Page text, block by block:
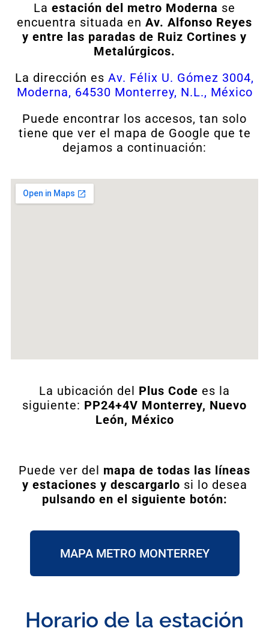
La estación del metro Moderna se
encuentra situada en Av. Alfonso Reyes
y entre las paradas de Ruiz Cortines y
Metalúrgicos.
La dirección es Av. Félix U. Gómez 3004,
Moderna, 64530 Monterrey, N.L., México
Puede encontrar los accesos, tan solo
tiene que ver el mapa de Google que te
dejamos a continuación:
La ubicación del Plus Code es la
siguiente: PP24+4V Monterrey, Nuevo
León, México
Puede ver del mapa de todas las líneas
y estaciones y descargarlo si lo desea
pulsando en el siguiente botón:
MAPA METRO MONTERREY
Horario de la estación